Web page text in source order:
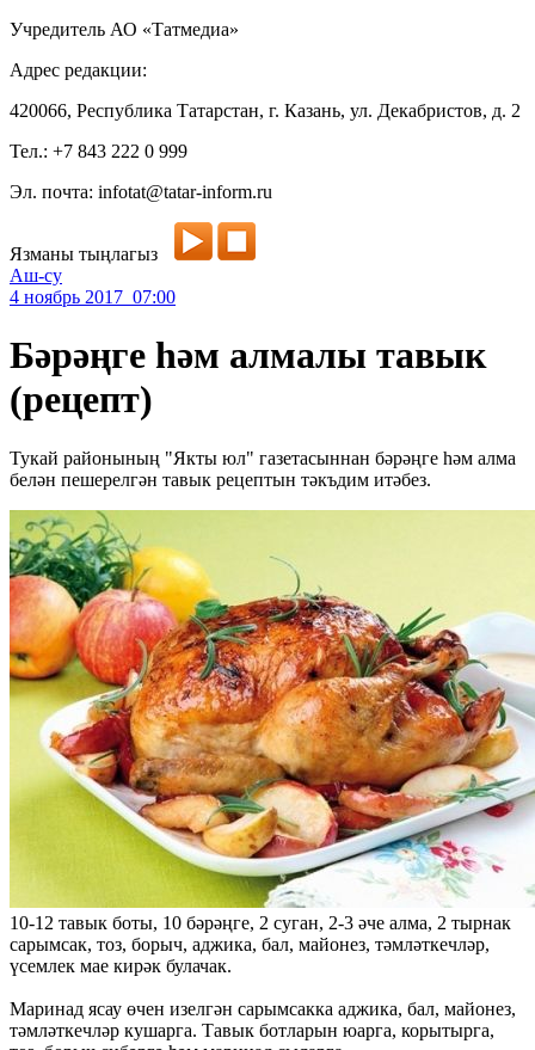
Учредитель АО «Татмедиа»
Адрес редакции:
420066, Республика Татарстан, г. Казань, ул. Декабристов, д. 2
Тел.: +7 843 222 0 999
Эл. почта: infotat@tatar-inform.ru
Язманы тыңлагыз
Аш-су
4 ноябрь 2017 07:00
Бәрәңге һәм алмалы тавык
(рецепт)
Тукай районының "Якты юл" газетасыннан бәрәңге һәм алма
белән пешерелгән тавык рецептын тәкъдим итәбез.
10-12 тавык боты, 10 бәрәңге, 2 суган, 2-3 әче алма, 2 тырнак
сарымсак, тоз, борыч, аджика, бал, майонез, тәмләткечләр,
үсемлек мае кирәк булачак.
Маринад ясау өчен изелгән сарымсакка аджика, бал, майонез,
тәмләткечләр кушарга. Тавык ботларын юарга, корытырга,